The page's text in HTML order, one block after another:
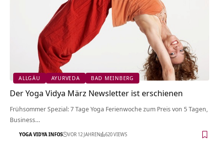
ALLGÄU AYURVEDA BAD MEINBERG
Der Yoga Vidya März Newsletter ist erschienen
Frühsommer Spezial: 7 Tage Yoga Ferienwoche zum Preis von 5 Tagen,
Business…
YOGA VIDYA INFOS VOR 12 JAHREN 620 VIEWS